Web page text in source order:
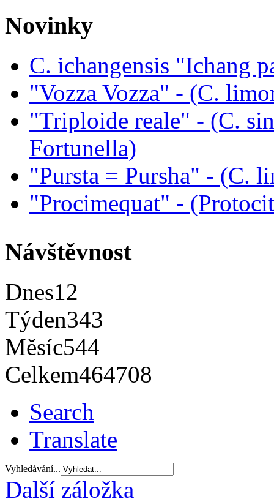
Novinky
C. ichangensis "Ichang
"Vozza Vozza" - (C.
"Triploide reale" - (C.
Fortunella)
"Pursta = Pursha" - (C.
"Procimequat" -
Návštěvnost
Dnes12
Týden343
Měsíc544
Celkem464708
Search
Translate
Vyhledávání...
Další záložka